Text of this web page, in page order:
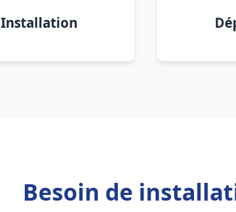
Installation
Besoin de